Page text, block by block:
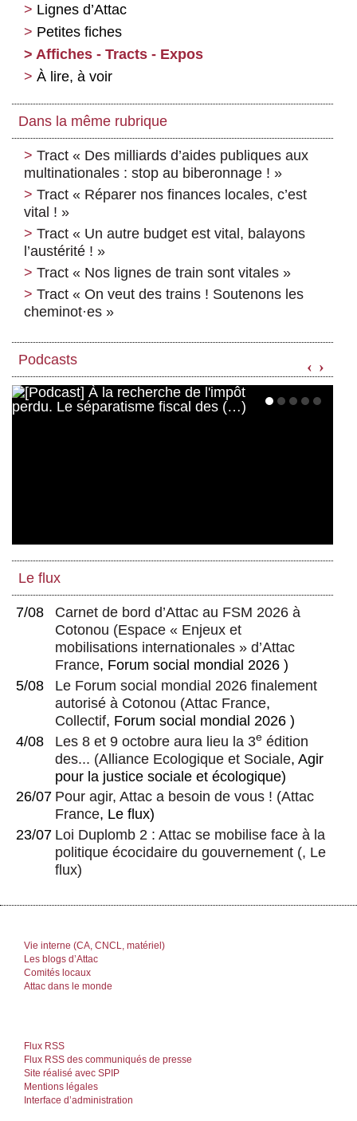
Lignes d’Attac
Petites fiches
Affiches - Tracts - Expos
À lire, à voir
Dans la même rubrique
Tract « Des milliards d’aides publiques aux
multinationales : stop au biberonnage ! »
Tract « Réparer nos finances locales, c’est
vital ! »
Tract « Un autre budget est vital, balayons
l’austérité ! »
Tract « Nos lignes de train sont vitales »
Tract « On veut des trains ! Soutenons les
cheminot·es »
Podcasts ‹ ›
Le flux
7/08
Carnet de bord d’Attac au FSM 2026 à
Cotonou (Espace « Enjeux et
mobilisations internationales » d’Attac
France, Forum social mondial 2026 )
5/08
Le Forum social mondial 2026 finalement
autorisé à Cotonou (Attac France,
Collectif, Forum social mondial 2026 )
4/08
Les 8 et 9 octobre aura lieu la 3e édition
des... (Alliance Ecologique et Sociale, Agir
pour la justice sociale et écologique)
26/07 Pour agir, Attac a besoin de vous ! (Attac
France, Le flux)
23/07 Loi Duplomb 2 : Attac se mobilise face à la
politique écocidaire du gouvernement (, Le
flux)
Vie interne (CA, CNCL, matériel)
Les blogs d’Attac
Comités locaux
Attac dans le monde
Flux RSS
Flux RSS des communiqués de presse
Site réalisé avec SPIP
Mentions légales
Interface d’administration